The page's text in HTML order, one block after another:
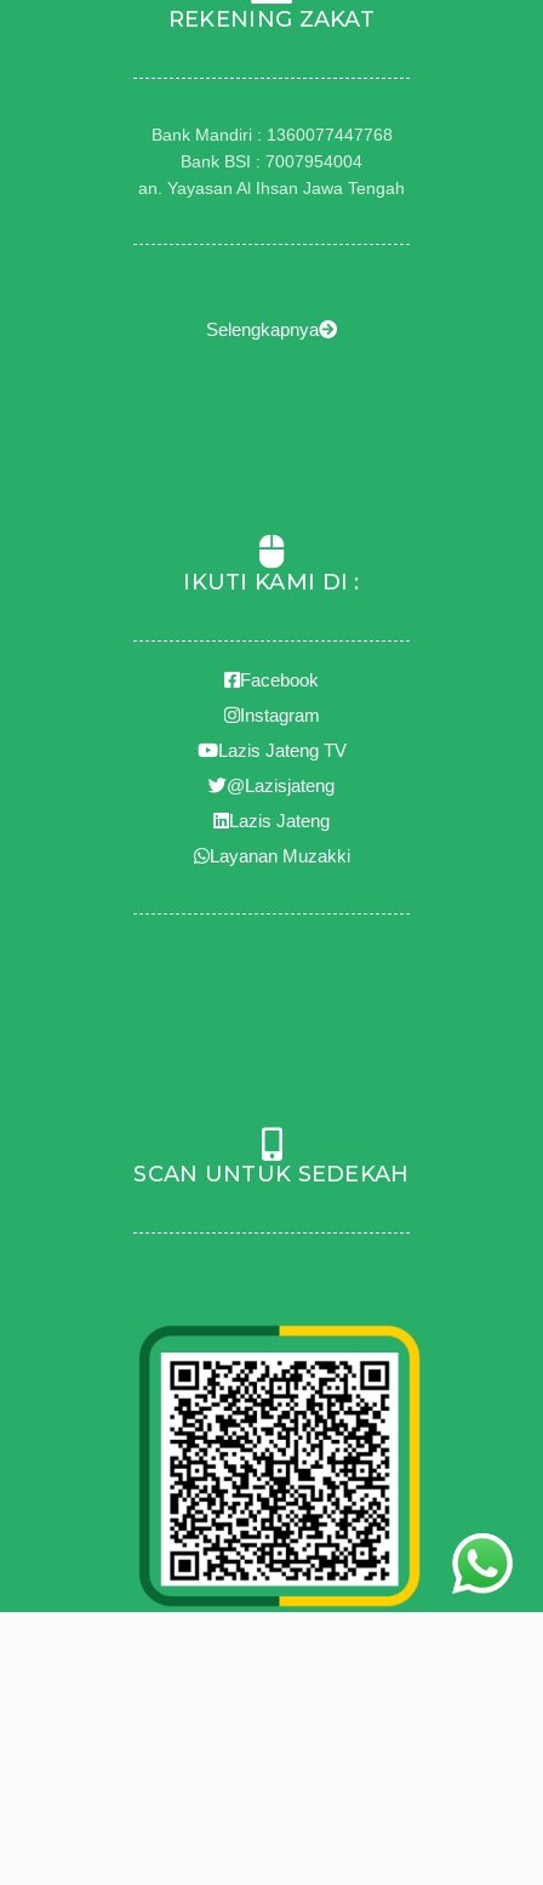
REKENING ZAKAT
Bank Mandiri : 1360077447768
Bank BSI : 7007954004
an. Yayasan Al Ihsan Jawa Tengah
Selengkapnya
IKUTI KAMI DI :
Facebook
Instagram
Lazis Jateng TV
@Lazisjateng
Lazis Jateng
Layanan Muzakki
SCAN UNTUK SEDEKAH